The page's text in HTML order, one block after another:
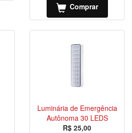
Comprar
Luminária de Emergência
Autônoma 30 LEDS
R$ 25,00